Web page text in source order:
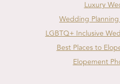
Luxury
Wedding
LGBTQ+ Inclusive
Best Places to
Elopement